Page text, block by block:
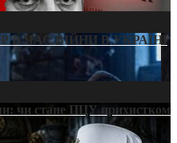
ЧАС ВІЙНИ В УКРАЇНІ
чи стане ПЦУ прихистком